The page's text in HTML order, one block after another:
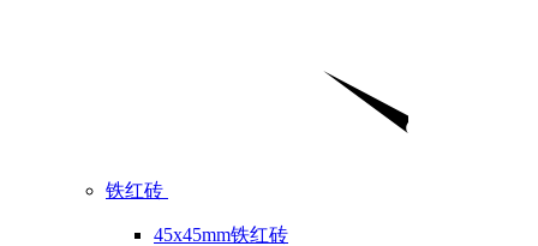
铁红砖
45x45mm铁红砖